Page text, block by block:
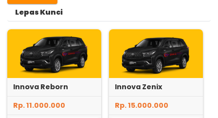
Lepas Kunci
Innova Reborn
Rp. 11.000.000
Innova Zenix
Rp. 15.000.000